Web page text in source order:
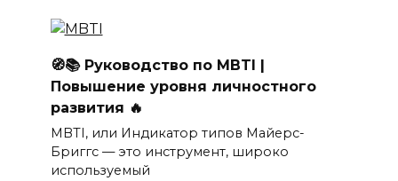
🧭📚 Руководство по MBTI |
Повышение уровня личностного
развития 🔥
MBTI, или Индикатор типов Майерс-
Бриггс — это инструмент, широко
используемый